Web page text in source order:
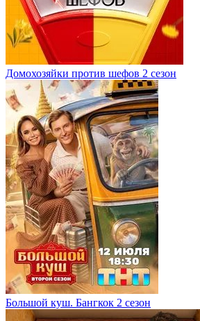
Домохозяйки против шефов 2 сезон
Большой куш. Бангкок 2 сезон